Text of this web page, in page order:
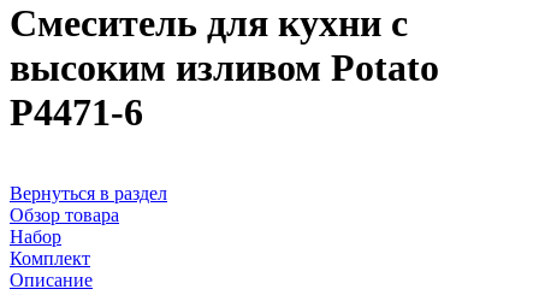
Смеситель для кухни с
высоким изливом Potato
P4471-6
Вернуться в раздел
Обзор товара
Набор
Комплект
Описание